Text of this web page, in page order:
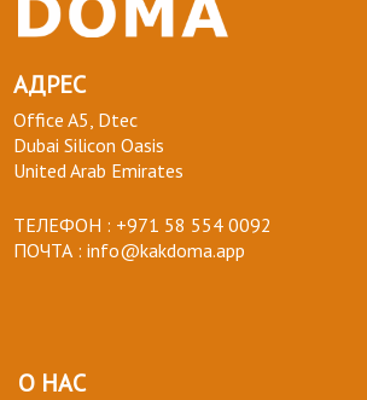
АДРЕС
Office A5, Dtec
Dubai Silicon Oasis
United Arab Emirates
ТЕЛЕФОН : +971 58 554 0092
ПОЧТА : info@kakdoma.app
О НАС